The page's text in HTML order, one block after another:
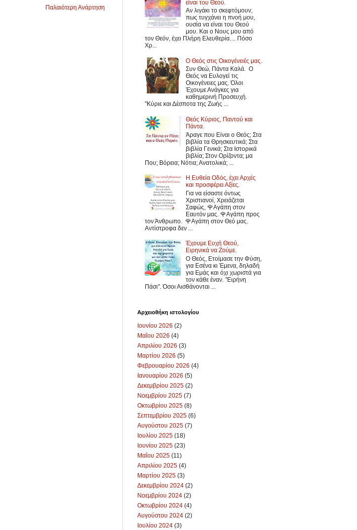
Παλαιότερη Ανάρτηση
είναι του Θεού.
Αν λιγάκι το σκεφτόμουν,
πως τυγχάνει η πνοή μου,
ουσία να είναι του Θεού
μου. Και ο Νους μου από
τον Θεόν, έχει Πλήρη Ελευθερία.... Πόσο
Χρ...
Ο Θεός στις Οικογένειές μας.
Συν Θεώ, Πάντα Καλά. Ο
Θεός να Ευλογεί τις
Οικογένειες μας. Όλοι
Έχουμε Ανάγκες για
καθημερινή Προσευχή.
"Κύριε και Δέσποτα της Ζωής ...
Θεός Κύριος, Παντού και
Πάντα.
Άραγε που Είναι ο Θεός; Στα
βιβλία τα Θρησκευτικά; Στα
βιβλία Γενικά; Στα Ιστορικά
βιβλία; Στον Ορίζοντα; μα
Που; Βόρεια; Νότια; Ανατολικά; ...
Η Ευθεία Οδός, έχει Αρχές
και προσφέρει Αξίες.
Για να είσαστε όντως
Χριστιανοί, Χρειάζεται
Σαφώς, 🌹Αγάπη στον
Εαυτόν μας. 🌹Αγάπη προς
τον Άνθρωπο. 🌹Αγάπη στον Θεό μας.
Αντίστροφα δεν ...
Έχουμε Ευχή Θεού,
Ειρηνικά να Ζούμε.
Ο Θεός, Ετοίμασε την Φύση,
για Εσένα κι Έμενα, δηλαδή
για Εμάς και όχι χωριστά για
τον κάθε έναν. "Ειρήνη
Πάσι". Όσοι Αισθάνονται ...
Αρχειοθήκη ιστολογίου
Ιουνίου 2026 (2)
Μαΐου 2026 (4)
Απριλίου 2026 (3)
Μαρτίου 2026 (5)
Φεβρουαρίου 2026 (4)
Ιανουαρίου 2026 (5)
Δεκεμβρίου 2025 (2)
Νοεμβρίου 2025 (7)
Οκτωβρίου 2025 (8)
Σεπτεμβρίου 2025 (6)
Αυγούστου 2025 (7)
Ιουλίου 2025 (18)
Ιουνίου 2025 (23)
Μαΐου 2025 (11)
Απριλίου 2025 (4)
Μαρτίου 2025 (3)
Δεκεμβρίου 2024 (2)
Νοεμβρίου 2024 (2)
Οκτωβρίου 2024 (4)
Αυγούστου 2024 (2)
Ιουλίου 2024 (3)